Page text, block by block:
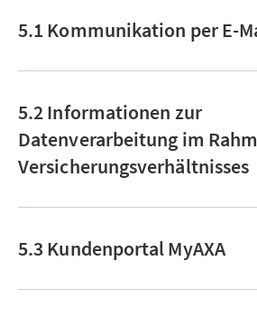
5.1 Kommunikation per E-
5.2 Informationen zur
Datenverarbeitung im
Versicherungsverhältnisses
5.3 Kundenportal MyAXA